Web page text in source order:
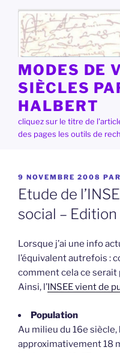
contenu
principal
MODES DE
SIÈCLES
HALBERT
cliquez sur le titre de
des pages les outils de
PUBLIÉ
LE
9 NOVEMBRE 2008 PAR
Etude de
social –
Lorsque j’ai une info
l’équivalent autrefois :
comment cela ce serait
Ainsi, l’INSEE vient de
Population
Au milieu du 16e siècle,
approximativement 18